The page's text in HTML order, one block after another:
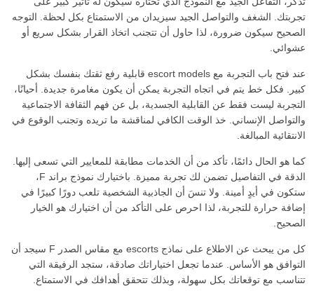
تجربتك. الشغف والتواصل الجيد سيزيدان من الاستمتاع بكل لحظة. التوجه
الصحيح سيكون ضرورة، لذا حاول أن تتجنب اتخاذ القرار بشكل سريع أو
عشوائي.
عند فتح باب التجربة مع escort models قابلية رفع ثقتك بنفسك بشكل
كبير. فكل خط يتم في اتجاه التجربة يمكن أن يكون مغامرة جديدة. أحيانًا،
التجربة ليست فقط عن القابلية الجسدية، بل عن فهم الثقافة الاجتماعية
والتواصل الإنساني. خذ الوقت الكافي لمناقشة ما تريده وتجنب الوقوع في
الانتقائية المبالغة.
كما هو الحال دائمًا، تأكد من أن الخدمات مطابقة للمعايير التي تسعى إليها.
الدقة في التفاصيل تضمن لك تجربة مميزة. باختيارك نموذج براند F،
ستكون في أيدٍ أمينة. ولا تنسَ أن الجاذبية الشخصية تلعب دورًا كبيرًا في
إضافة حرارة للتجربة، لذا احرص على التأكد من أن اختيارك هو الخيار
الصحيح.
كل من يبحث عن الاطلاع على نماذج escorts مع مقاس الصدر F سيجد أن
التوافق هو الأساس. عندما تجعل اختياراتك صادقة، ستجد الرفيقة التي
تتناسب مع توقعاتك بكل سهولة، وبذلك تتحقق أهدافك في الاستمتاع.